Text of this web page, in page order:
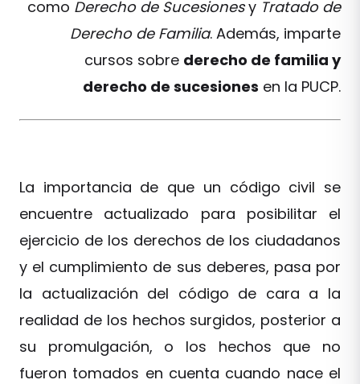
como Derecho de Sucesionesy Tratado de
Derecho de Familia. Además, imparte
cursos sobre derecho de familia y
derecho de sucesiones en la PUCP.
La importancia de que un código civil se
encuentre actualizado para posibilitar el
ejercicio de los derechos de los ciudadanos
y el cumplimiento de sus deberes, pasa por
la actualización del código de cara a la
realidad de los hechos surgidos, posterior a
su promulgación, o los hechos que no
fueron tomados en cuenta cuando nace el